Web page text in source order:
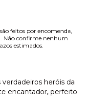
feitos por encomenda,
Não confirme nenhum
estimados.
verdadeiros heróis da
encantador, perfeito